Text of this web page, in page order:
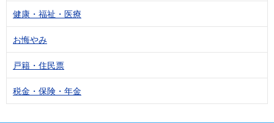
健康・福祉・医療
お悔やみ
戸籍・住民票
税金・保険・年金